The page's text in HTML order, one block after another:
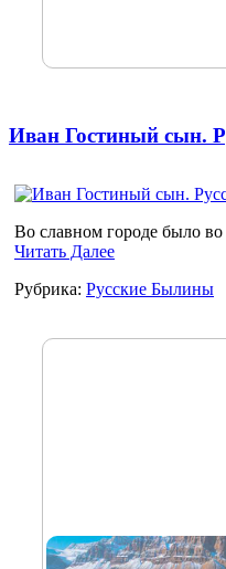
Иван Гостиный сын.
Во славном городе было
Читать Далее
Рубрика: Русские Былины